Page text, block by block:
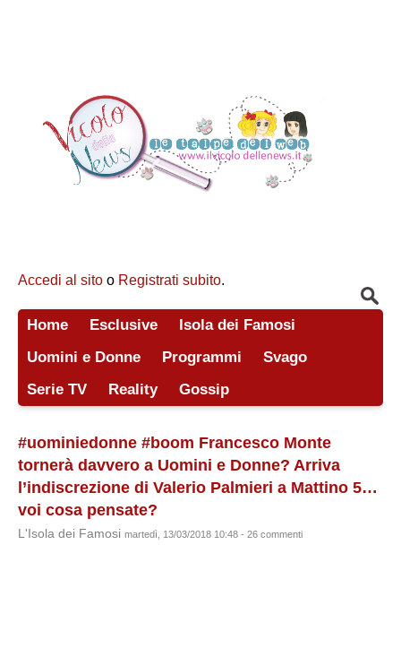
Accedi al sito o Registrati subito.
Home Esclusive
Isola dei Famosi
Uomini e Donne
Programmi
Svago
Serie TV
Reality Gossip
#uominiedonne #boom Francesco Monte
tornerà davvero a Uomini e Donne? Arriva
l’indiscrezione di Valerio Palmieri a Mattino 5…
voi cosa pensate?
L'Isola dei Famosi martedì, 13/03/2018 10:48 - 26 commenti